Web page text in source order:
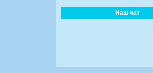
Наш чат